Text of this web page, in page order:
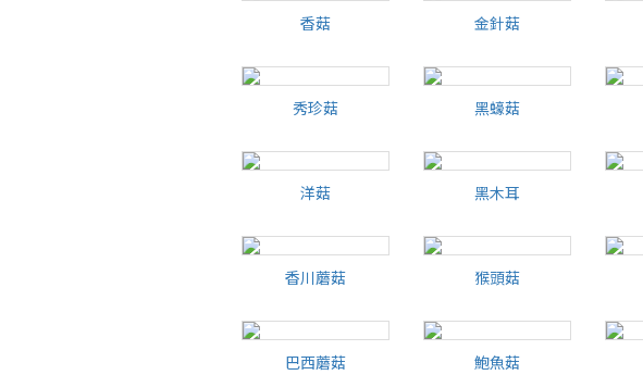
香菇 金針菇
秀珍菇 黑蠔菇
洋菇 黑木耳
香川蘑菇 猴頭菇
巴西蘑菇 鮑魚菇